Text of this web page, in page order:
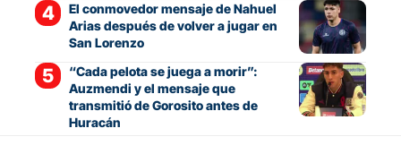
El conmovedor mensaje de Nahuel
Arias después de volver a jugar en
San Lorenzo
“Cada pelota se juega a morir”:
Auzmendi y el mensaje que
transmitió de Gorosito antes de
Huracán